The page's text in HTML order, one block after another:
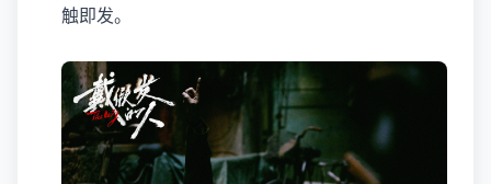
触即发。